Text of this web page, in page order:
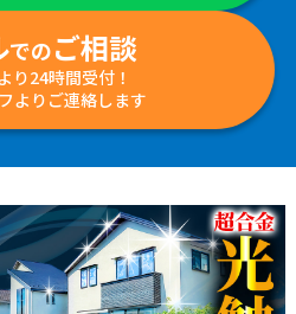
でのご相談
り24時間受付！
よりご連絡します